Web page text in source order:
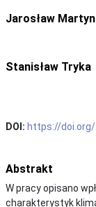
Jarosław Martyn
Stanisław Tryka
DOI: https://
Abstrakt
W pracy opisano
charakterystyk